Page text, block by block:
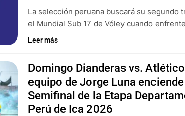
La selección peruana buscará su segundo
el Mundial Sub 17 de Vóley cuando
Leer más
Domingo Dianderas vs.
equipo de Jorge Luna
Semifinal de la Etapa
Perú de Ica 2026